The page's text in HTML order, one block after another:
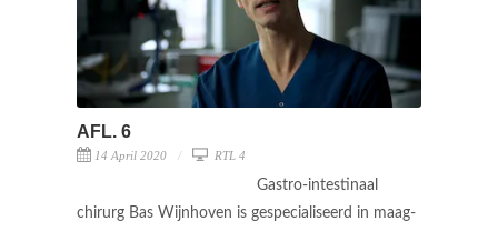
AFL. 6
14 April 2020 RTL 4
Gastro-intestinaal
chirurg Bas Wijnhoven is gespecialiseerd in maag-